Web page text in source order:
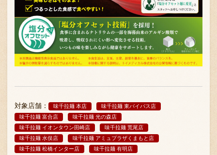
対象店舗： 味千拉麺 本店
味千拉麺 東バイパス店
味千拉麺 富合店
味千拉麺 光の森店
味千拉麺 イオンタウン田崎店
味千拉麺 荒尾店
味千拉麺 水俣店
味千拉麺 アミュプラザくまもと店
味千拉麺 松橋インター店
味千拉麺 有明店